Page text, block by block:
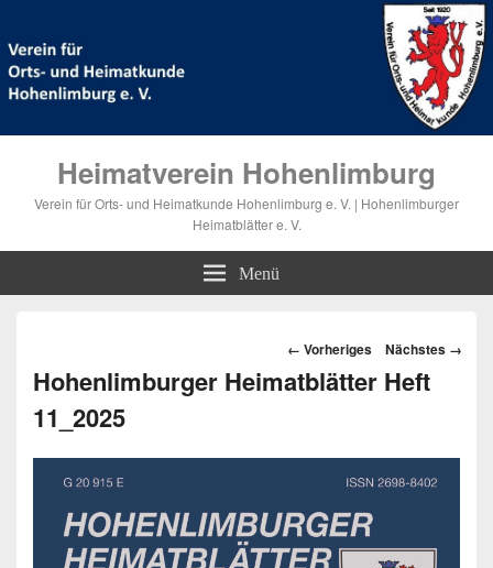
Heimatverein Hohenlimburg
Verein für Orts- und Heimatkunde Hohenlimburg e. V. | Hohenlimburger
Heimatblätter e. V.
Menü
Bilder-
Navigation
← Vorheriges Nächstes →
Hohenlimburger Heimatblätter Heft
11_2025